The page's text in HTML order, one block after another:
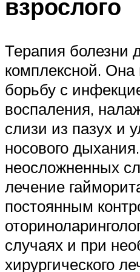
взрослого
Терапия болезни
комплексной. Она
борьбу с
воспаления,
слизи из пазух и
носового
неосложненных
лечение
постоянным
случаях и при
хирургического